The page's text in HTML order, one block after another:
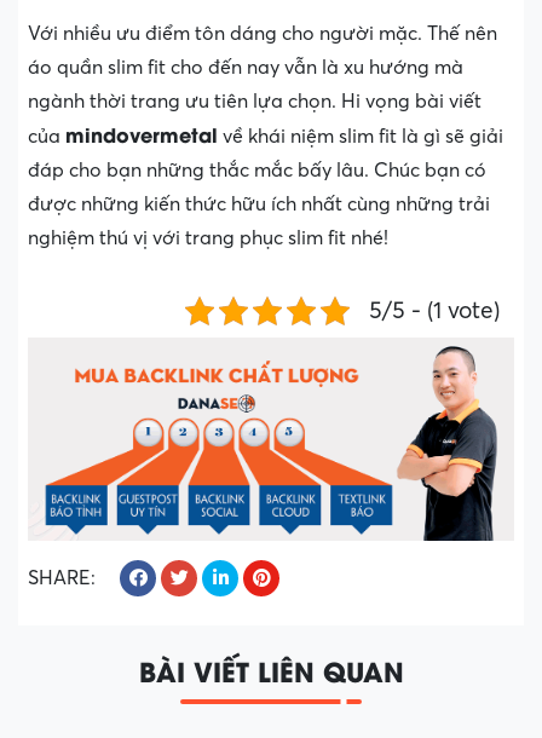
Với nhiều ưu điểm tôn dáng cho người mặc. Thế nên
áo quần slim fit cho đến nay vẫn là xu hướng mà
ngành thời trang ưu tiên lựa chọn. Hi vọng bài viết
của mindovermetal về khái niệm slim fit là gì sẽ giải
đáp cho bạn những thắc mắc bấy lâu. Chúc bạn có
được những kiến thức hữu ích nhất cùng những trải
nghiệm thú vị với trang phục slim fit nhé!
5/5 - (1 vote)
SHARE:
BÀI VIẾT LIÊN QUAN